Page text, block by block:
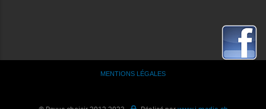
MENTIONS LÉGALES